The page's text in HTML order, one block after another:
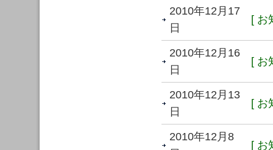
2010年12月17
日
[ お
2010年12月16
日
[ お
2010年12月13
日
[ お
2010年12月8
[ お